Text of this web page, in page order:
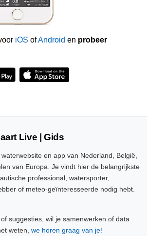
iOS ofAndroid en probeer
Live | Gids
en app van Nederland, België,
van Europa. Je vindt hier de belangrijkste
professional, watersporter,
of meteo-geïnteresseerde nodig hebt.
suggesties, wil je samenwerken of data
weten, we horen graag van je!